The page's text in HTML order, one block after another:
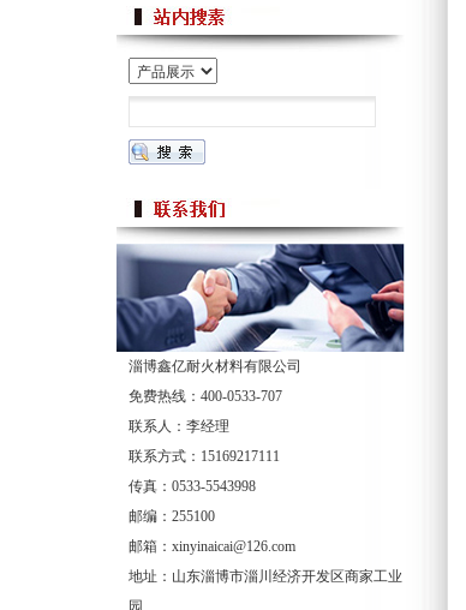
淄博鑫亿耐火材料有限公司
免费热线：400-0533-707
联系人：李经理
联系方式：15169217111
传真：0533-5543998
邮编：255100
邮箱：xinyinaicai@126.com
地址：山东淄博市淄川经济开发区商家工业
园